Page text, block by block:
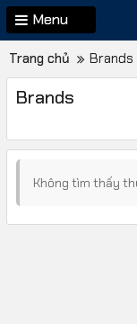
Menu
Trang chủ Brands
Brands
Không tìm thấy